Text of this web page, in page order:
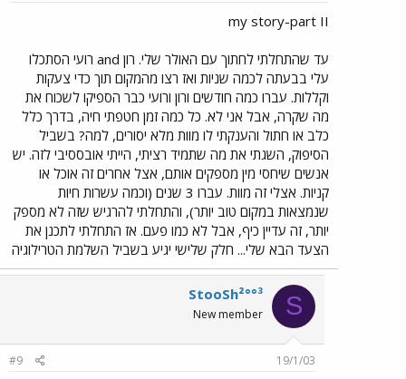
my story-part II
עד שהתחלתי לחתוך עם האולר שלי. רון and רועי הסתכלו
עלי בבעתה לכמה שניות ואז רצו מהמקום תוך כדי צעקות
וקללות. עברו כמה חודשים ורון ורועי כבר הספיקו לשכוח את
מה שקרה, אבל אני לא. כל כמה זמן חטפתי חיה, בדרך כלל
כלב או חתול והענקתי לו מוות מלא יסורים, למה? בשביל
הסיפוק, השגתי את מה שתמיד רציתי, הייתי אובססיבי לזה. יש
אנשים שיחסי מין מספקים אותם, אצל אחרים זה אוכל או
קניות. אצלי זה מוות. עברו 3 שנים (וכמה עשרות חיות
שנמצאות במקום טוב יותר), והתחלתי להרגיש שזה לא מספק
יותר, זה עדיין כיף, אבל לא כמו פעם. אז התחלתי לתכנן את
הצעד הבא שלי... חלק שלישי יגיע בשביל השלמת הטרילוגיה
S
StooSh²°°³
New member
19/1/03
#9